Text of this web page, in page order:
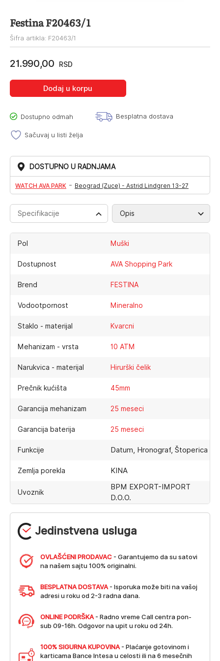
Festina F20463/1
Šifra artikla: F20463/1
21.990,00 RSD
Dodaj u korpu
Dostupno odmah Besplatna dostava
Sačuvaj u listi želja
DOSTUPNO U RADNJAMA
WATCH AVA PARK - Beograd (Zuce) - Astrid Lindgren 13-27
Jedinstvena usluga
OVLAŠĆENI PRODAVAC - Garantujemo da su satovi
na našem sajtu 100% originalni.
BESPLATNA DOSTAVA - Isporuka može biti na vašoj
adresi u roku od 2-3 radna dana.
ONLINE PODRŠKA - Radno vreme Call centra pon-
sub 09-16h. Odgovor na upit u roku od 24h.
100% SIGURNA KUPOVINA - Plaćanje gotovinom i
karticama Bance Intesa u celosti ili na 6 mesečnih
Specifikacije Opis
Pol Muški
Dostupnost AVA Shopping Park
Brend FESTINA
Vodootpornost Mineralno
Staklo - materijal Kvarcni
Mehanizam - vrsta 10 ATM
Narukvica - materijal Hirurški čelik
Prečnik kućišta 45mm
Garancija mehanizam 25 meseci
Garancija baterija 25 meseci
Funkcije Datum, Hronograf, Štoperica
Zemlja porekla KINA
Uvoznik
BPM EXPORT-IMPORT
D.O.O.